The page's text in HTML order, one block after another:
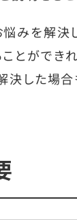
みを解決
とができ
決した場